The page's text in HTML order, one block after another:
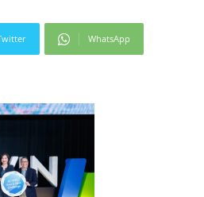
WhatsApp